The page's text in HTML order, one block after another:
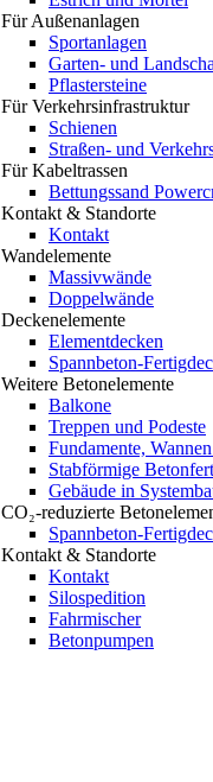
Für Außenanlagen
Sportanlagen
Garten- und
Pflastersteine
Für Verkehrsinfrastruktur
Schienen
Straßen- und
Für Kabeltrassen
Bettungssand
Kontakt & Standorte
Kontakt
Wandelemente
Massivwände
Doppelwände
Deckenelemente
Elementdecken
Spannbeton-
Weitere Betonelemente
Balkone
Treppen und Podeste
Fundamente,
Stabförmige
Gebäude in
CO₂-reduzierte
Spannbeton-
Kontakt & Standorte
Kontakt
Silospedition
Fahrmischer
Betonpumpen